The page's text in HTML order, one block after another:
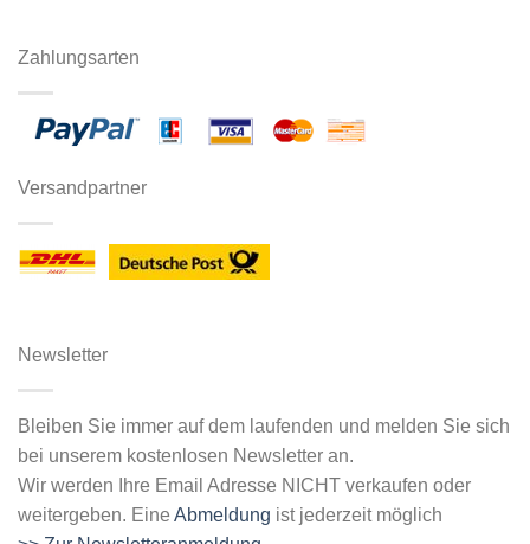
Zahlungsarten
Versandpartner
Newsletter
Bleiben Sie immer auf dem laufenden und melden Sie sich
bei unserem kostenlosen Newsletter an.
Wir werden Ihre Email Adresse NICHT verkaufen oder
weitergeben. Eine Abmeldung ist jederzeit möglich